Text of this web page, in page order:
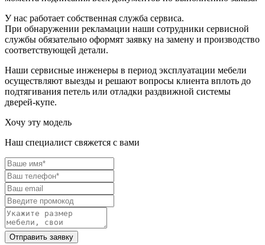
У нас работает собственная служба сервиса.
При обнаружении рекламации наши сотрудники сервисной
службы обязательно оформят заявку на замену и производство
соответствующей детали.
Наши сервисные инженеры в период эксплуатации мебели
осуществляют выезды и решают вопросы клиента вплоть до
подтягивания петель или отладки раздвижной системы
дверей-купе.
Хочу эту модель
Наш специалист свяжется с вами